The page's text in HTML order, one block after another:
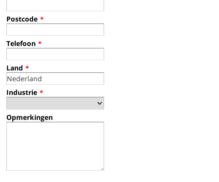
Postcode *
Telefoon *
Land *
Industrie *
Opmerkingen